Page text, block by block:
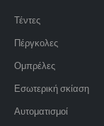
Τέντες
Πέργκολες
Ομπρέλες
Εσωτερική σκίαση
Αυτοματισμοί